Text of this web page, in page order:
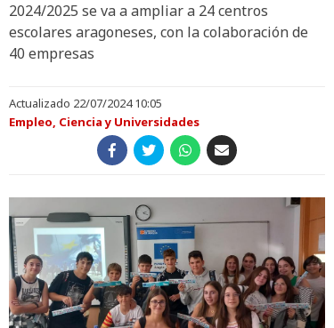
2024/2025 se va a ampliar a 24 centros
escolares aragoneses, con la colaboración de
40 empresas
Actualizado 22/07/2024 10:05
Empleo, Ciencia y Universidades